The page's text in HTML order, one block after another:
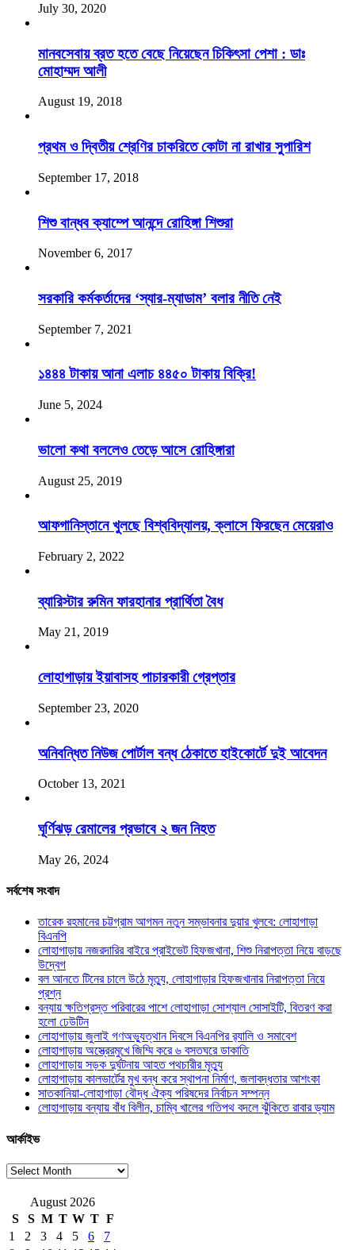
July 30, 2020
মানবসেবায় ব্রত হতে বেছে নিয়েছেন চিকিৎসা পেশা : ডাঃ
মোহাম্মদ আলী
August 19, 2018
প্রথম ও দ্বিতীয় শ্রেণির চাকরিতে কোটা না রাখার সুপারিশ
September 17, 2018
শিশু বান্ধব ক্যাম্পে আনন্দে রোহিঙ্গা শিশুরা
November 6, 2017
সরকারি কর্মকর্তাদের ‘স্যার-ম্যাডাম’ বলার নীতি নেই
September 7, 2021
১৪৪৪ টাকায় আনা এলাচ ৪৪৫০ টাকায় বিক্রি!
June 5, 2024
ভালো কথা বললেও তেড়ে আসে রোহিঙ্গারা
August 25, 2019
আফগানিস্তানে খুলছে বিশ্ববিদ্যালয়, ক্লাসে ফিরছেন মেয়েরাও
February 2, 2022
ব্যারিস্টার রুমিন ফারহানার প্রার্থিতা বৈধ
May 21, 2019
লোহাগাড়ায় ইয়াবাসহ পাচারকারী গ্রেপ্তার
September 23, 2020
অনিবন্ধিত নিউজ পোর্টাল বন্ধ ঠেকাতে হাইকোর্টে দুই আবেদন
October 13, 2021
ঘূর্ণিঝড় রেমালের প্রভাবে ২ জন নিহত
May 26, 2024
সর্বশেষ সংবাদ
তারেক রহমানের চট্টগ্রাম আগমন নতুন সম্ভাবনার দুয়ার খুলবে: লোহাগাড়া
বিএনপি
লোহাগাড়ায় নজরদারির বাইরে প্রাইভেট হিফজখানা, শিশু নিরাপত্তা নিয়ে বাড়ছে
উদ্বেগ
বল আনতে টিনের চালে উঠে মৃত্যু, লোহাগাড়ার হিফজখানার নিরাপত্তা নিয়ে
প্রশ্ন
বন্যায় ক্ষতিগ্রস্ত পরিবারের পাশে লোহাগাড়া সোশ্যাল সোসাইটি, বিতরণ করা
হলো ঢেউটিন
লোহাগাড়ায় জুলাই গণঅভ্যুত্থান দিবসে বিএনপির র‌্যালি ও সমাবেশ
লোহাগাড়ায় অস্ত্রেরমুখে জিম্মি করে ৬ বসতঘরে ডাকাতি
লোহাগাড়ায় সড়ক দুর্ঘটনায় আহত পথচারীর মৃত্যু
লোহাগাড়ায় কালভার্টের মুখ বন্ধ করে স্থাপনা নির্মাণ, জলাবদ্ধতার আশংকা
সাতকানিয়া-লোহাগাড়া বৌদ্ধ ঐক্য পরিষদের নির্বাচন সম্পন্ন
লোহাগাড়ায় বন্যায় বাঁধ বিলীন, চাম্বি খালের গতিপথ বদলে ঝুঁকিতে রাবার ড্যাম
আর্কাইভ
আর্কাইভ
August 2026
S
S M T W T F
1
2 3 4 5 6
7